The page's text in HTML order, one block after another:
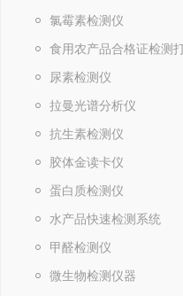
氯霉素检测仪
食用农产品合格证检测
尿素检测仪
拉曼光谱分析仪
抗生素检测仪
胶体金读卡仪
蛋白质检测仪
水产品快速检测系统
甲醛检测仪
微生物检测仪器